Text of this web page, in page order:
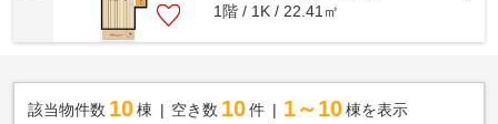
1階 / 1K / 22.41㎡
該当物件数 10棟 空き数 10 件 1～10 棟を表示